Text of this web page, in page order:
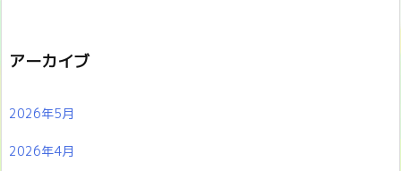
アーカイブ
2026年5月
2026年4月